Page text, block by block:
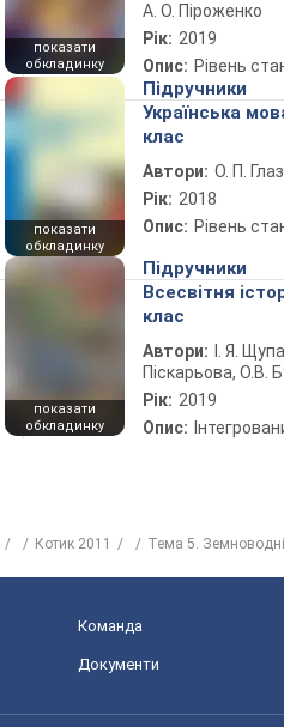
показати
обкладинку
А. О. Піроженко
Рік: 2019
Опис: Рівень
показати
обкладинку
Підручники
Українська
клас
Автори: О. П.
Рік: 2018
Опис: Рівень
показати
обкладинку
Підручники
Всесвітня
клас
Автори:
І. Я.
Піскарьова, О.В.
Рік: 2019
Опис:
Котик 2011 Тема 5.
Команда
Документи